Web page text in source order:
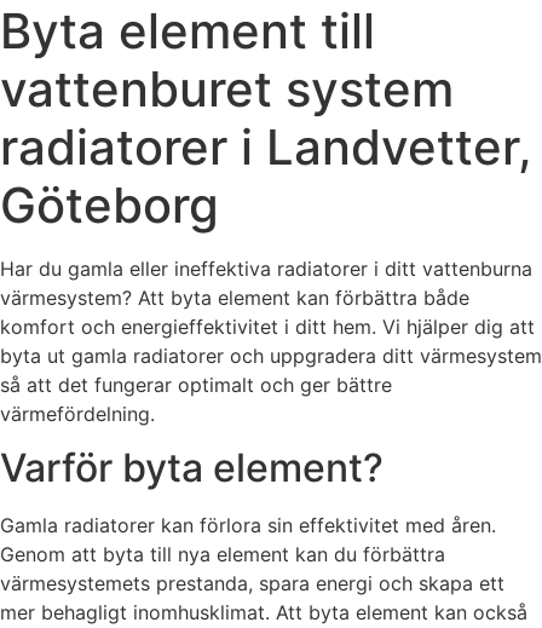
Byta element till
vattenburet system
radiatorer i Landvetter,
Göteborg
Har du gamla eller ineffektiva radiatorer i ditt vattenburna
värmesystem? Att byta element kan förbättra både
komfort och energieffektivitet i ditt hem. Vi hjälper dig att
byta ut gamla radiatorer och uppgradera ditt värmesystem
så att det fungerar optimalt och ger bättre
värmefördelning.
Varför byta element?
Gamla radiatorer kan förlora sin effektivitet med åren.
Genom att byta till nya element kan du förbättra
värmesystemets prestanda, spara energi och skapa ett
mer behagligt inomhusklimat. Att byta element kan också